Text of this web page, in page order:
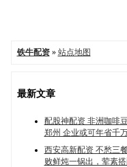
铁牛配资» 站点地图
最新文章
配股神配资 非洲咖啡
郑州 企业或可年省千
西安高新配资 不愁三
败鲜炖一锅出，荤素